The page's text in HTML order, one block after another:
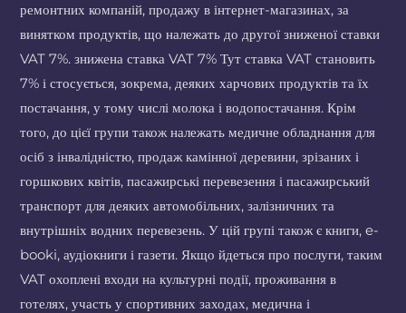
ремонтних компаній, продажу в інтернет-магазинах, за
винятком продуктів, що належать до другої зниженої ставки
VAT 7%. знижена ставка VAT 7% Тут ставка VAT становить
7% і стосується, зокрема, деяких харчових продуктів та їх
постачання, у тому числі молока і водопостачання. Крім
того, до цієї групи також належать медичне обладнання для
осіб з інвалідністю, продаж камінної деревини, зрізаних і
горшкових квітів, пасажирські перевезення і пасажирський
транспорт для деяких автомобільних, залізничних та
внутрішніх водних перевезень. У цій групі також є книги, e-
booki, аудіокниги і газети. Якщо йдеться про послуги, таким
VAT охоплені входи на культурні події, проживання в
готелях, участь у спортивних заходах, медична і